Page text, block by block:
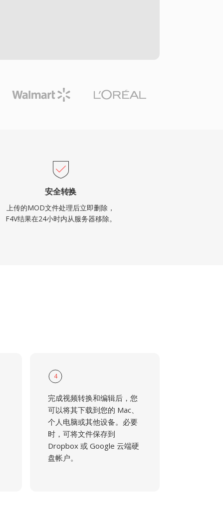
安全转换
上传的MOD文件处理后立即删除，
F4V结果在24小时内从服务器移除。
4
完成视频转换和编辑后，您
可以将其下载到您的 Mac、
个人电脑或其他设备。必要
时，可将文件保存到
Dropbox 或 Google 云端硬
盘帐户。